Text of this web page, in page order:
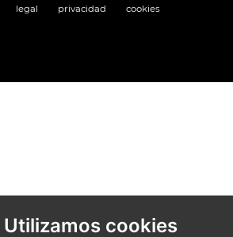
Utilizamos cookies
legal
privacidad
cookies